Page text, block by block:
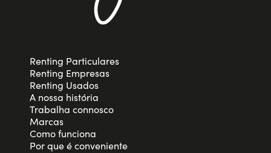
Renting Particulares
Renting Empresas
Renting Usados
A nossa história
Trabalha connosco
Marcas
Como funciona
Por que é conveniente